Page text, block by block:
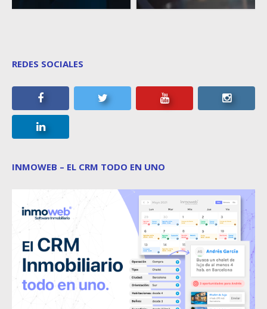
REDES SOCIALES
INMOWEB – EL CRM TODO EN UNO